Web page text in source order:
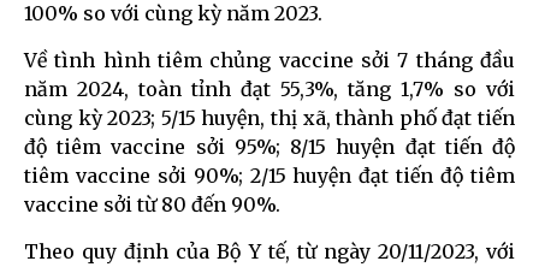
100% so với cùng kỳ năm 2023.
Về tình hình tiêm chủng vaccine sởi 7 tháng đầu
năm 2024, toàn tỉnh đạt 55,3%, tăng 1,7% so với
cùng kỳ 2023; 5/15 huyện, thị xã, thành phố đạt tiến
độ tiêm vaccine sởi 95%; 8/15 huyện đạt tiến độ
tiêm vaccine sởi 90%; 2/15 huyện đạt tiến độ tiêm
vaccine sởi từ 80 đến 90%.
Theo quy định của Bộ Y tế, từ ngày 20/11/2023, với